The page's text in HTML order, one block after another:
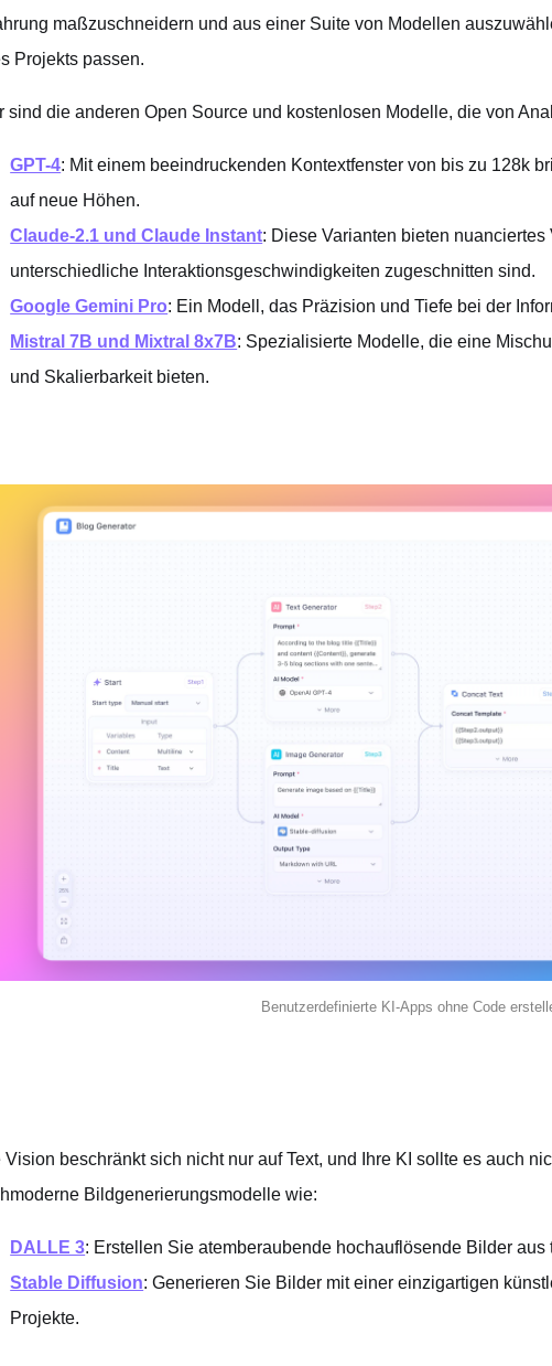
maßzuschneidern und aus einer Suite von Modellen
Projekts passen.
sind die anderen Open Source und kostenlosen Modelle, die von
GPT-4: Mit einem beeindruckenden Kontextfenster von bis zu 128k
auf neue Höhen.
Claude-2.1 und Claude Instant: Diese Varianten bieten
unterschiedliche Interaktionsgeschwindigkeiten zugeschnitten sind.
Google Gemini Pro: Ein Modell, das Präzision und Tiefe bei der
Mistral 7B und Mixtral 8x7B: Spezialisierte Modelle, die eine
und Skalierbarkeit bieten.
Benutzerdefinierte KI-Apps ohne Code
Vision beschränkt sich nicht nur auf Text, und Ihre KI sollte es auch
Bildgenerierungsmodelle wie:
DALLE 3: Erstellen Sie atemberaubende hochauflösende Bilder
Stable Diffusion: Generieren Sie Bilder mit einer einzigartigen
Projekte.